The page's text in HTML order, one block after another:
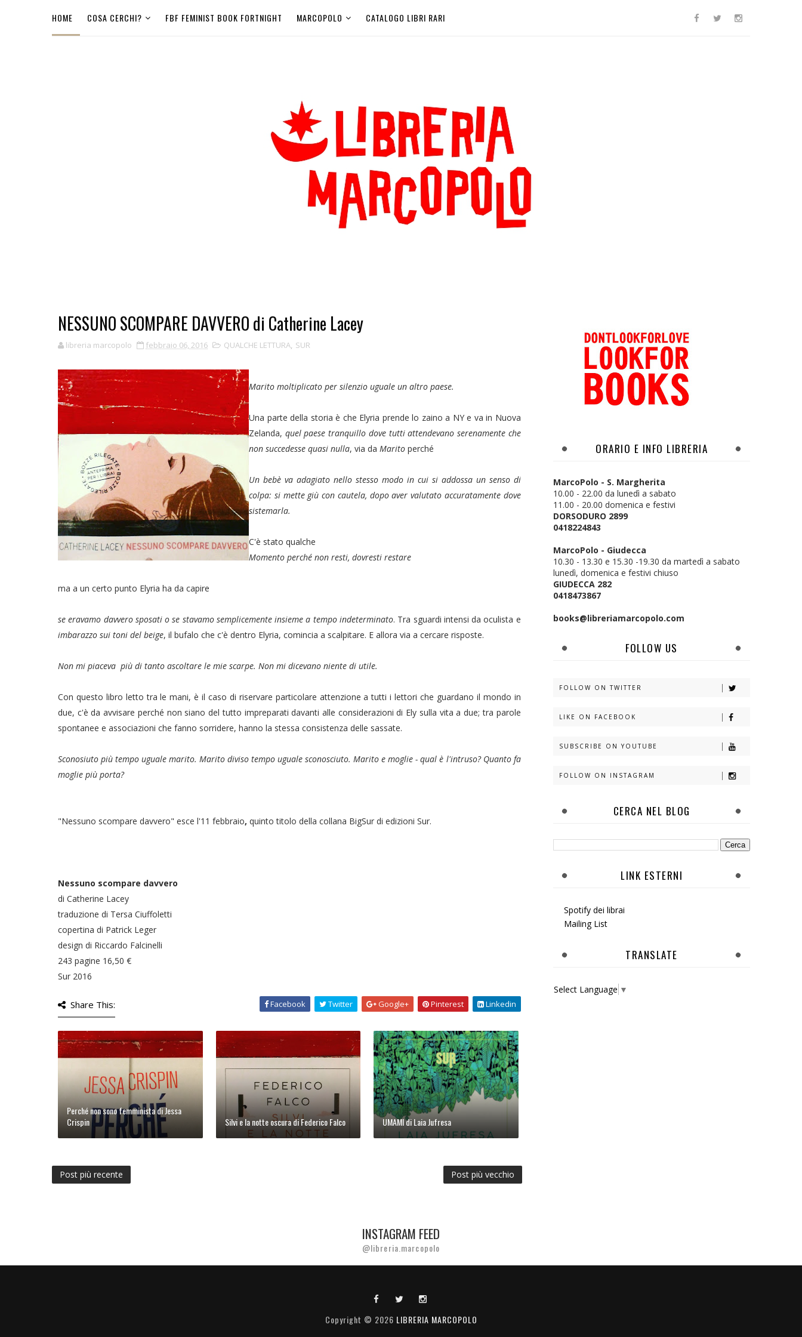
HOME COSA CERCHI? FBF FEMINIST BOOK FORTNIGHT MARCOPOLO CATALOGO LIBRI RARI
NESSUNO SCOMPARE DAVVERO di Catherine Lacey
libreria marcopolo febbraio 06, 2016 QUALCHE LETTURA, SUR
Marito moltiplicato per silenzio uguale un altro paese.
Una parte della storia è che Elyria prende lo zaino a NY e va in Nuova
Zelanda, quel paese tranquillo dove tutti attendevano serenamente che
non succedesse quasi nulla, via da Marito perché
Un bebè va adagiato nello stesso modo in cui si addossa un senso di
colpa: si mette giù con cautela, dopo aver valutato accuratamente dove
sistemarla.
C'è stato qualche
Momento perché non resti, dovresti restare
ma a un certo punto Elyria ha da capire
se eravamo davvero sposati o se stavamo semplicemente insieme a tempo indeterminato. Tra sguardi intensi da oculista e
imbarazzo sui toni del beige, il bufalo che c'è dentro Elyria, comincia a scalpitare. E allora via a cercare risposte.
Non mi piaceva più di tanto ascoltare le mie scarpe. Non mi dicevano niente di utile.
Con questo libro letto tra le mani, è il caso di riservare particolare attenzione a tutti i lettori che guardano il mondo in
due, c'è da avvisare perché non siano del tutto impreparati davanti alle considerazioni di Ely sulla vita a due; tra parole
spontanee e associazioni che fanno sorridere, hanno la stessa consistenza delle sassate.
Sconosiuto più tempo uguale marito. Marito diviso tempo uguale sconosciuto. Marito e moglie - qual è l'intruso? Quanto fa
moglie più porta?
"Nessuno scompare davvero" esce l'11 febbraio, quinto titolo della collana BigSur di edizioni Sur.
Nessuno scompare davvero
di Catherine Lacey
traduzione di Tersa Ciuffoletti
copertina di Patrick Leger
design di Riccardo Falcinelli
243 pagine 16,50 €
Sur 2016
Share This: Facebook Twitter Google+ Pinterest Linkedin
Perché non sono femminista di Jessa
Crispin
Silvi e la notte oscura di Federico Falco UMAMI di Laia Jufresa
Post più recente Post più vecchio
ORARIO E INFO LIBRERIA
MarcoPolo - S. Margherita
10.00 - 22.00 da lunedì a sabato
11.00 - 20.00 domenica e festivi
DORSODURO 2899
0418224843
MarcoPolo - Giudecca
10.30 - 13.30 e 15.30 -19.30 da martedì a sabato
lunedì, domenica e festivi chiuso
GIUDECCA 282
0418473867
books@libreriamarcopolo.com
FOLLOW US
FOLLOW ON TWITTER
LIKE ON FACEBOOK
SUBSCRIBE ON YOUTUBE
FOLLOW ON INSTAGRAM
CERCA NEL BLOG
LINK ESTERNI
Spotify dei librai
Mailing List
TRANSLATE
Select Language ▼
INSTAGRAM FEED
@libreria.marcopolo
Copyright © 2026 LIBRERIA MARCOPOLO